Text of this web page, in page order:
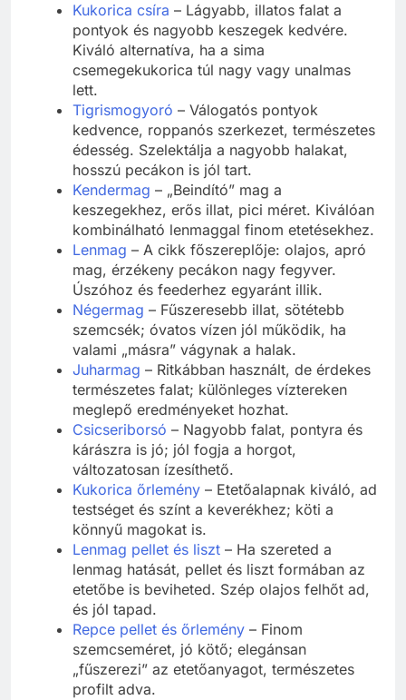
Kukorica csíra – Lágyabb, illatos falat a
pontyok és nagyobb keszegek kedvére.
Kiváló alternatíva, ha a sima
csemegekukorica túl nagy vagy unalmas
lett.
Tigrismogyoró – Válogatós pontyok
kedvence, roppanós szerkezet, természetes
édesség. Szelektálja a nagyobb halakat,
hosszú pecákon is jól tart.
Kendermag – „Beindító” mag a
keszegekhez, erős illat, pici méret. Kiválóan
kombinálható lenmaggal finom etetésekhez.
Lenmag – A cikk főszereplője: olajos, apró
mag, érzékeny pecákon nagy fegyver.
Úszóhoz és feederhez egyaránt illik.
Négermag – Fűszeresebb illat, sötétebb
szemcsék; óvatos vízen jól működik, ha
valami „másra” vágynak a halak.
Juharmag – Ritkábban használt, de érdekes
természetes falat; különleges víztereken
meglepő eredményeket hozhat.
Csicseriborsó – Nagyobb falat, pontyra és
kárászra is jó; jól fogja a horgot,
változatosan ízesíthető.
Kukorica őrlemény – Etetőalapnak kiváló, ad
testséget és színt a keverékhez; köti a
könnyű magokat is.
Lenmag pellet és liszt – Ha szereted a
lenmag hatását, pellet és liszt formában az
etetőbe is beviheted. Szép olajos felhőt ad,
és jól tapad.
Repce pellet és őrlemény – Finom
szemcseméret, jó kötő; elegánsan
„fűszerezi” az etetőanyagot, természetes
profilt adva.